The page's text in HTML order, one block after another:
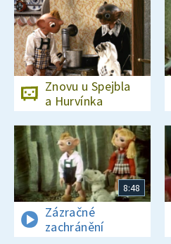
Znovu u Spejbla
a Hurvínka
8:48
Zázračné
zachránění